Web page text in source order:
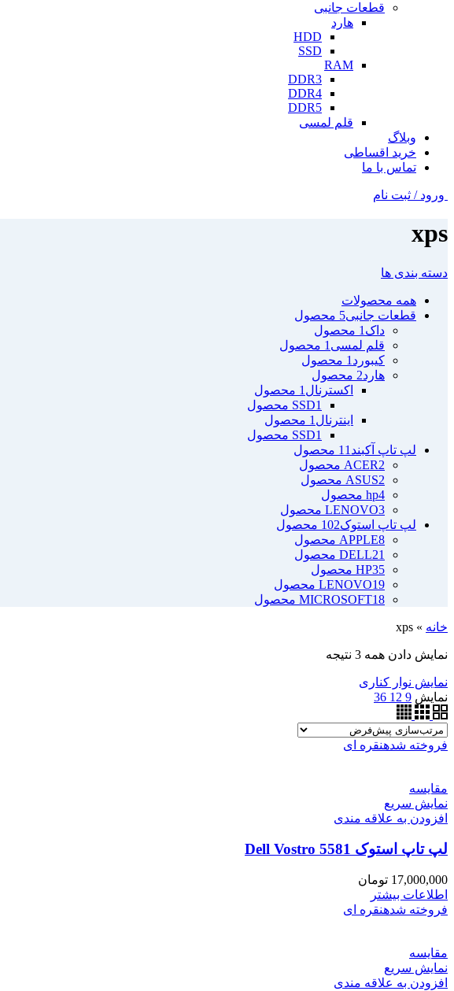
قطعات جانبی
هارد
HDD
SSD
RAM
DDR3
DDR4
DDR5
قلم لمسی
وبلاگ
خرید اقساطی
تماس با ما
ورود / ثبت نام
xps
دسته بندی ها
همه محصولات
قطعات جانبی5 محصول
داک 1 محصول
قلم لمسی 1 محصول
کیبورد 1 محصول
هارد2 محصول
اکسترنال 1 محصول
SSD1 محصول
اینترنال 1 محصول
SSD1 محصول
لپ تاپ آکبند 11 محصول
ACER2 محصول
ASUS2 محصول
hp4 محصول
LENOVO3 محصول
لپ تاپ استوک102 محصول
APPLE8 محصول
DELL21 محصول
HP35 محصول
LENOVO19 محصول
MICROSOFT18 محصول
خانه »
xps
نمایش دادن همه 3 نتیجه
نمایش نوار کناری
نمایش 9
12
36
فروخته شدهنقره ای
مقايسه
نمایش سریع
افزودن به علاقه مندی
لپ تاپ استوک Dell Vostro 5581
17,000,000 تومان
اطلاعات بیشتر
فروخته شدهنقره ای
مقايسه
نمایش سریع
افزودن به علاقه مندی